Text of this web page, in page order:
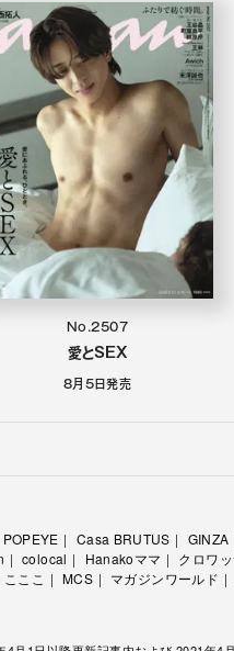
No.2507
愛とSEX
8月5日発売
POPEYE Casa BRUTUS GINZA
colocal Hanakoママ
クロワ
こここ MCS マガジンワールド